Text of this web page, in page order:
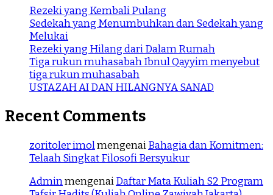
Rezeki yang Kembali Pulang
Sedekah yang Menumbuhkan dan Sedekah yang
Melukai
Rezeki yang Hilang dari Dalam Rumah
Tiga rukun muhasabah Ibnul Qayyim menyebut
tiga rukun muhasabah
USTAZAH AI DAN HILANGNYA SANAD
Recent Comments
zoritoler imolmengenaiBahagia dan Komitmen:
Telaah Singkat Filosofi Bersyukur
AdminmengenaiDaftar Mata Kuliah S2 Program